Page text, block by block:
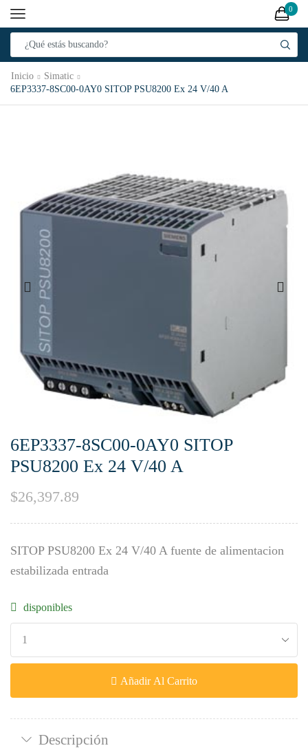
0
Inicio
Simatic
6EP3337-8SC00-0AY0 SITOP PSU8200 Ex 24 V/40 A
6EP3337-8SC00-0AY0 SITOP
PSU8200 Ex 24 V/40 A
$26,397.89
SITOP PSU8200 Ex 24 V/40 A fuente de alimentacion
estabilizada entrada
disponibles
Añadir Al Carrito
Descripción